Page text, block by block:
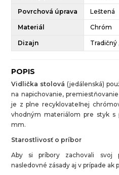
Povrchová úprava Leštená
Materiál Chróm
Dizajn Tradičný
POPIS
Vidlička stolová (jedálenská)
na napichovanie,
je z plne recyklovateľnej
vhodným materiálom pre styk s
mm.
Starostlivosť o príbor
Aby si príbory zachovali svoj
nasledovné zásady aj v prípade ak